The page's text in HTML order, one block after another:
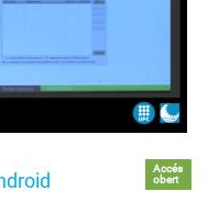
Accés
obert